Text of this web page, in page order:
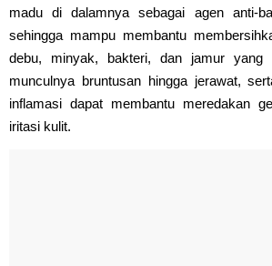
madu di dalamnya sebagai agen anti-
sehingga mampu membantu
debu, minyak, bakteri, dan jamur yang
munculnya bruntusan hingga jerawat,
inflamasi dapat membantu meredakan
iritasi kulit.